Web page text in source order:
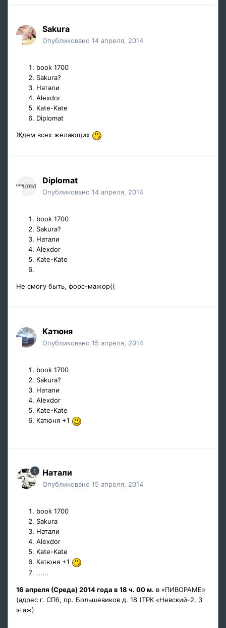
Sakura
Опубликовано 14 апреля, 2014
book 1700
Sakura?
Натали
Alexdor
Kate-Kate
Diplomat
Ждем всех желающих
Diplomat
Опубликовано 14 апреля, 2014
book 1700
Sakura?
Натали
Alexdor
Kate-Kate
Не смогу быть, форс-мажор((
Катюня
Опубликовано 15 апреля, 2014
book 1700
Sakura?
Натали
Alexdor
Kate-Kate
Катюня +1
Натали
Опубликовано 15 апреля, 2014
book 1700
Sakura
Натали
Alexdor
Kate-Kate
Катюня +1
......
16 апреля (Среда) 2014 года в 18 ч. 00 м. в «ПИВОРАМЕ»
(адрес г. СПб, пр. Большевиков д. 18 (ТРК «Невский-2, 3
этаж)